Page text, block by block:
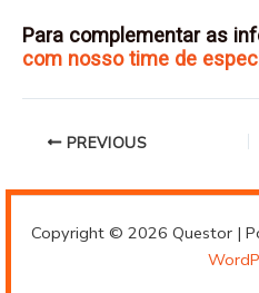
Para complementar as
com nosso time de
PREVIOUS
Copyright © 2026 Questor |